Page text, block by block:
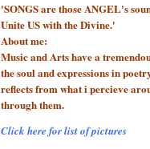
'SONGS are those ANGEL's
Unite US with the Divine.'
About me:
Music and Arts have a
the soul and expressions in
reflects from what i percieve
through them.
Click here for list of pictures